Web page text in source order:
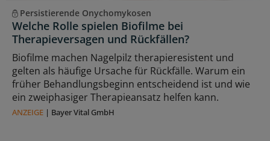
Persistierende Onychomykosen
Welche Rolle spielen Biofilme bei
Therapieversagen und Rückfällen?
Biofilme machen Nagelpilz therapieresistent und
gelten als häufige Ursache für Rückfälle. Warum ein
früher Behandlungsbeginn entscheidend ist und wie
ein zweiphasiger Therapieansatz helfen kann.
ANZEIGE | Bayer Vital GmbH